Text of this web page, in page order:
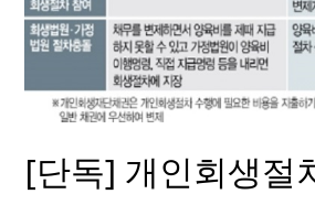
[단독] 개인회생절